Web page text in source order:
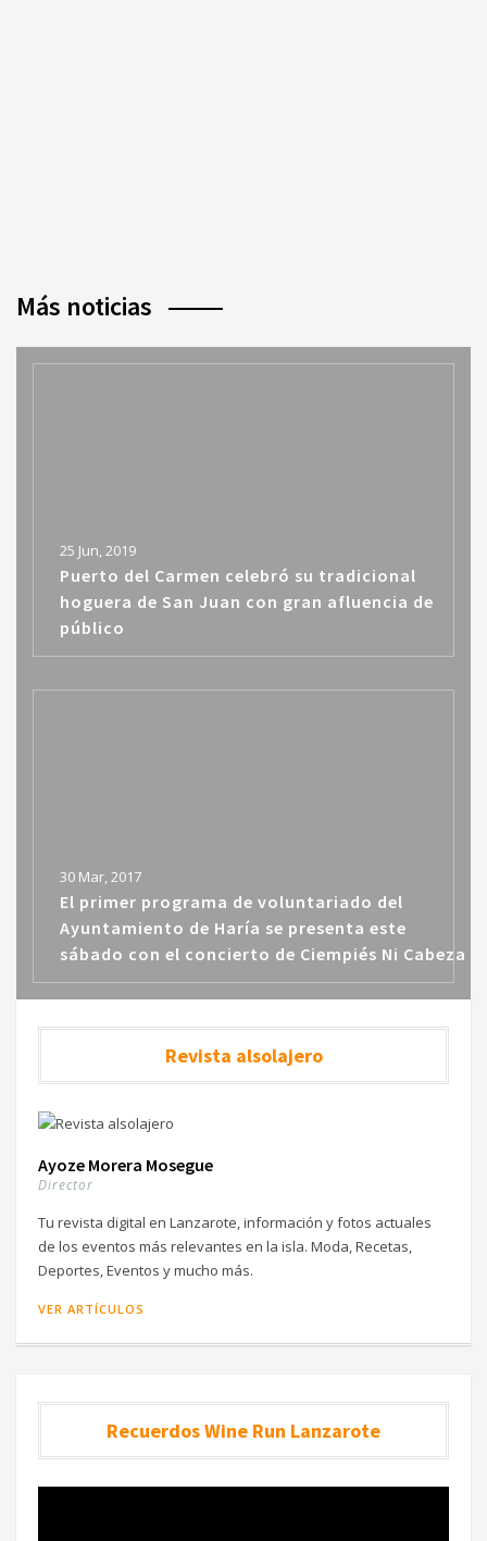
Más noticias
25 Jun, 2019
Puerto del Carmen celebró su tradicional
hoguera de San Juan con gran afluencia de
público
30 Mar, 2017
El primer programa de voluntariado del
Ayuntamiento de Haría se presenta este
sábado con el concierto de Ciempiés Ni Cabeza
Revista alsolajero
Ayoze Morera Mosegue
Director
Tu revista digital en Lanzarote, información y fotos actuales
de los eventos más relevantes en la isla. Moda, Recetas,
Deportes, Eventos y mucho más.
VER ARTÍCULOS
Recuerdos Wine Run Lanzarote